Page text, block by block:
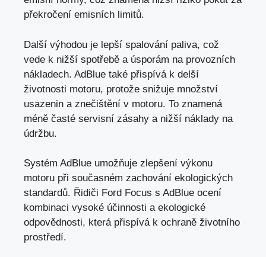
překročení emisních limitů.
Další výhodou je lepší spalování paliva, což
vede k nižší spotřebě a úsporám na provozních
nákladech. AdBlue také přispívá k delší
životnosti motoru, protože snižuje množství
usazenin a znečištění v motoru. To znamená
méně časté servisní zásahy a nižší náklady na
údržbu.
Systém AdBlue umožňuje zlepšení výkonu
motoru při současném zachování ekologických
standardů. Řidiči Ford Focus s AdBlue ocení
kombinaci vysoké účinnosti a ekologické
odpovědnosti, která přispívá k ochraně životního
prostředí.